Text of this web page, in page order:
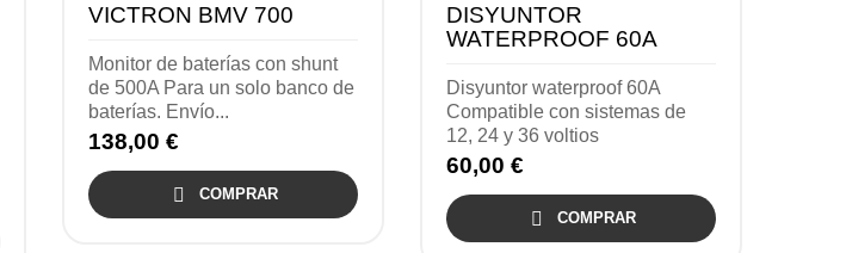
VICTRON BMV 700
Monitor de baterías con shunt
de 500A Para un solo banco de
baterías. Envío...
138,00 €
 COMPRAR
DISYUNTOR
WATERPROOF 60A
Disyuntor waterproof 60A
Compatible con sistemas de
12, 24 y 36 voltios
60,00 €
 COMPRAR